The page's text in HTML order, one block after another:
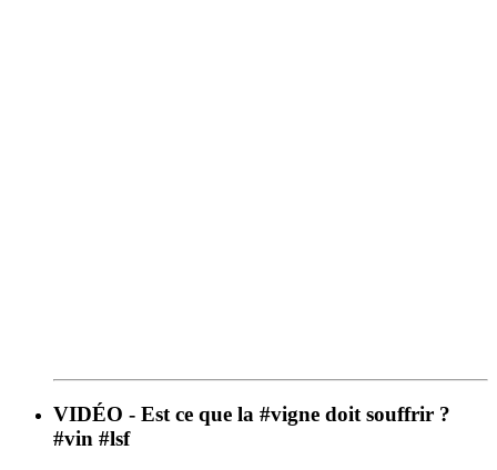
VIDÉO - Est ce que la #vigne doit souffrir ?
#vin #lsf